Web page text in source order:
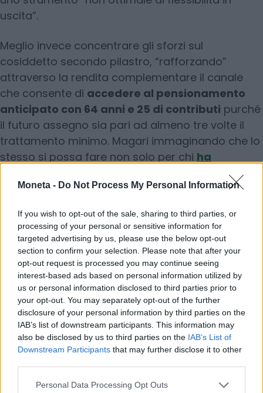
Moneta - Do Not Process My Personal Information
If you wish to opt-out of the sale, sharing to third parties, or
processing of your personal or sensitive information for
targeted advertising by us, please use the below opt-out
section to confirm your selection. Please note that after your
opt-out request is processed you may continue seeing
interest-based ads based on personal information utilized by
us or personal information disclosed to third parties prior to
your opt-out. You may separately opt-out of the further
disclosure of your personal information by third parties on the
IAB’s list of downstream participants. This information may
also be disclosed by us to third parties on the IAB’s List of
Downstream Participants that may further disclose it to other
Personal Data Processing Opt Outs
uscita”.
Meglio invece concentrare gli sforzi sul
cosiddetto secondo pilastro, “rafforzando”
attraverso la rendita complementare il canale
che consente di accedere al pensionamento
anticipato con 64 anni e 25 di contributi purché
il futuro assegno sia pari ad almeno tre volte il
trattamento minimo. Magari immaginando che lo
stesso si possa fare non solo per chi ha
ma pure per
chi il trattamento di fine rapporto lo ha lasciato in
L’altra sfida sarà allargare lapartecipazione al
lavoro. Per il presidente Inps, Gabriele Fava,
questo significa tre cose:più giovani, più donne,
più permanenza attivaper chi è in buona salute
oltre i sessant’anni. Perché, ha spiegato Fava, “i
dati di Eurostat ci dicono che nei Paesi dove gli
over 60 restano più a lungo nel mondo del lavoro
aumenta anche l’occupazione giovanile”.